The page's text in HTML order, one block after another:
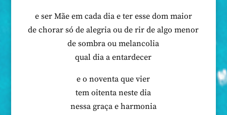
e ser Mãe em cada dia e ter esse dom maior
de chorar só de alegria ou de rir de algo menor
de sombra ou melancolia
qual dia a entardecer
e o noventa que vier
tem oitenta neste dia
nessa graça e harmonia